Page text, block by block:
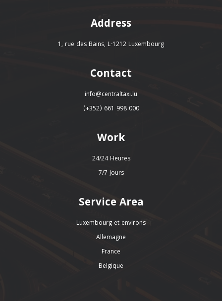
Address
1, rue des Bains, L-1212 Luxembourg
Contact
info@centraltaxi.lu
(+352) 661 998 000
Work
24/24 Heures
7/7 Jours
Service Area
Luxembourg et environs
Allemagne
France
Belgique